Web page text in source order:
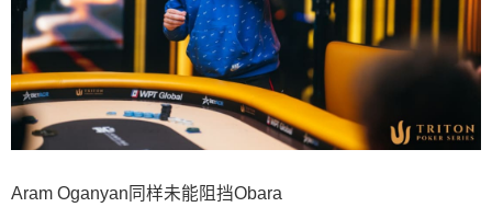
Aram Oganyan同样未能阻挡Obara